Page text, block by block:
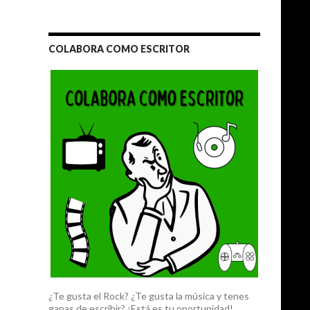
COLABORA COMO ESCRITOR
¿Te gusta el Rock? ¿Te gusta la música y tenes